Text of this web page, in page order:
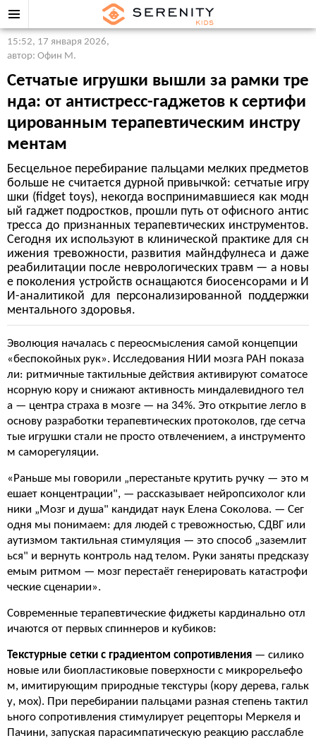
15:52, 17 января 2026,
автор: Офин М.
Сетчатые игрушки вышли за рамки тре
нда: от антистресс-гаджетов к сертифи
цированным терапевтическим инстру
ментам
Бесцельное перебирание пальцами мелких предметов
больше не считается дурной привычкой: сетчатые игру
шки (fidget toys), некогда воспринимавшиеся как модн
ый гаджет подростков, прошли путь от офисного антис
тресса до признанных терапевтических инструментов.
Сегодня их используют в клинической практике для сн
ижения тревожности, развития майндфулнеса и даже
реабилитации после неврологических травм — а новы
е поколения устройств оснащаются биосенсорами и И
И-аналитикой для персонализированной поддержки
ментального здоровья.
Эволюция началась с переосмысления самой концепции
«беспокойных рук». Исследования НИИ мозга РАН показа
ли: ритмичные тактильные действия активируют соматосе
нсорную кору и снижают активность миндалевидного тел
а — центра страха в мозге — на 34%. Это открытие легло в
основу разработки терапевтических протоколов, где сетча
тые игрушки стали не просто отвлечением, а инструменто
м саморегуляции.
«Раньше мы говорили „перестаньте крутить ручку — это м
ешает концентрации", — рассказывает нейропсихолог кли
ники „Мозг и душа" кандидат наук Елена Соколова. — Сег
одня мы понимаем: для людей с тревожностью, СДВГ или
аутизмом тактильная стимуляция — это способ „заземлит
ься" и вернуть контроль над телом. Руки заняты предсказу
емым ритмом — мозг перестаёт генерировать катастрофи
ческие сценарии».
Современные терапевтические фиджеты кардинально отл
ичаются от первых спиннеров и кубиков:
Текстурные сетки с градиентом сопротивления — силико
новые или биопластиковые поверхности с микрорельефо
м, имитирующим природные текстуры (кору дерева, гальк
у, мох). При перебирании пальцами разная степень тактил
ьного сопротивления стимулирует рецепторы Меркеля и
Пачини, запуская парасимпатическую реакцию расслабле